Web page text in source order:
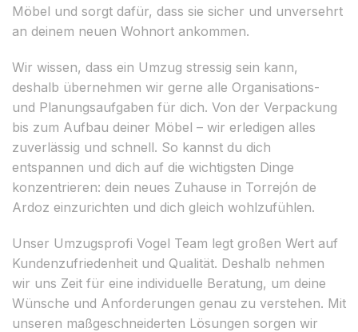
Möbel und sorgt dafür, dass sie sicher und unversehrt
an deinem neuen Wohnort ankommen.
Wir wissen, dass ein Umzug stressig sein kann,
deshalb übernehmen wir gerne alle Organisations-
und Planungsaufgaben für dich. Von der Verpackung
bis zum Aufbau deiner Möbel – wir erledigen alles
zuverlässig und schnell. So kannst du dich
entspannen und dich auf die wichtigsten Dinge
konzentrieren: dein neues Zuhause in Torrejón de
Ardoz einzurichten und dich gleich wohlzufühlen.
Unser Umzugsprofi Vogel Team legt großen Wert auf
Kundenzufriedenheit und Qualität. Deshalb nehmen
wir uns Zeit für eine individuelle Beratung, um deine
Wünsche und Anforderungen genau zu verstehen. Mit
unseren maßgeschneiderten Lösungen sorgen wir